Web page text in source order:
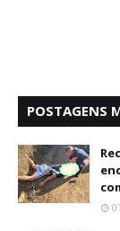
POSTAGENS